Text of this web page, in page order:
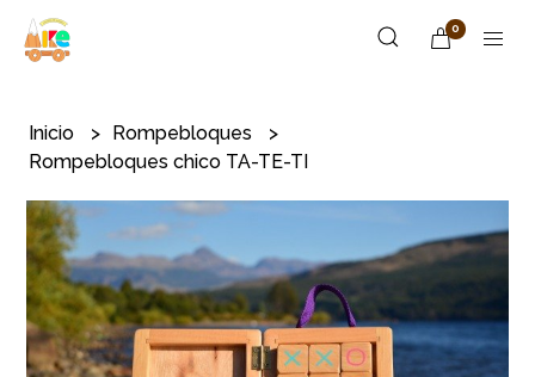
0
Inicio
Rompebloques
Rompebloques chico TA-TE-TI